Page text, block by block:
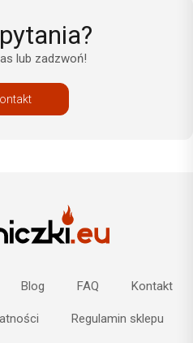
lub zadzwoń!
Blog FAQ Kontakt
Regulamin sklepu